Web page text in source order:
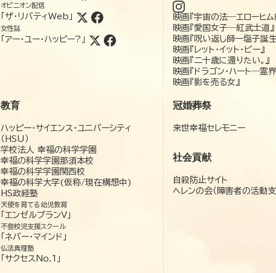
オピニオン配信
「ザ・リバティWeb」
女性誌
「アー・ユー・ハッピー?」
映画『宇宙の法―エローヒ
映画『愛国女子―紅武士道』
映画『呪い返し師—塩子誕生
映画『レット・イット・ビー』
映画『二十歳に還りたい。』
映画『ドラゴン・ハート―霊
映画『影を売る女』
教育
ハッピー・サイエンス・ユニバーシティ
（HSU）
学校法人 幸福の科学学園
幸福の科学学園那須本校
幸福の科学学園関西校
幸福の科学大学(仮称/現在構想中)
HS政経塾
天使を育てる幼児教育
「エンゼルプランV」
不登校児支援スクール
「ネバー・マインド」
仏法真理塾
「サクセスNo.1」
冠婚葬祭
来世幸福セレモニー
社会貢献
自殺防止サイト
ヘレンの会（障害者の活動支